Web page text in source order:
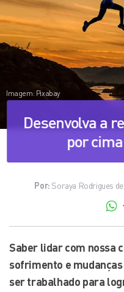
Imagem: Pixabay
Desenvolva a
por
Por: Soraya Rodrigues
Saber lidar com nossa
sofrimento e
ser trabalhado para